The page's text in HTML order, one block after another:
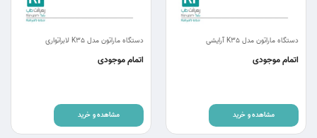
دستگاه ماراتون مدل K35 آرایشی
اتمام موجودی
مشاهده و خرید
دستگاه ماراتون مدل K35 لابراتواری
اتمام موجودی
مشاهده و خرید